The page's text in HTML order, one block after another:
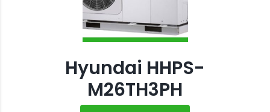
Hyundai HHPS-
M26TH3PH